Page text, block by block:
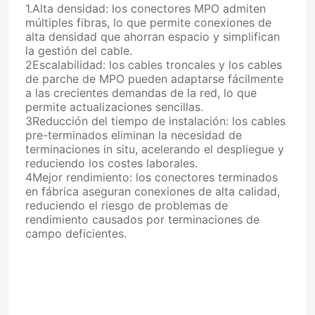
Blog
Pida una cita
Caja de fibra óptica de la terminación
caja del divisor de la fibra óptica
Fibra óptica PLC Splitter
caja común del cable de la fibra
1.Alta densidad: los conectores MPO admiten
múltiples fibras, lo que permite conexiones de
alta densidad que ahorran espacio y simplifican
la gestión del cable.
2Escalabilidad: los cables troncales y los cables
de parche de MPO pueden adaptarse fácilmente
a las crecientes demandas de la red, lo que
permite actualizaciones sencillas.
3Reducción del tiempo de instalación: los cables
pre-terminados eliminan la necesidad de
terminaciones in situ, acelerando el despliegue y
reduciendo los costes laborales.
4Mejor rendimiento: los conectores terminados
en fábrica aseguran conexiones de alta calidad,
reduciendo el riesgo de problemas de
rendimiento causados por terminaciones de
campo deficientes.